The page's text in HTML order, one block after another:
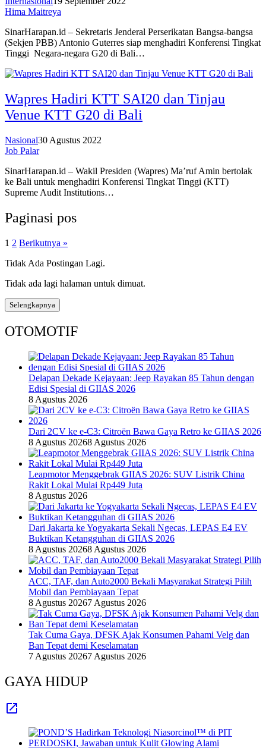
Hima Maitreya
SinarHarapan.id – Sekretaris Jenderal Perserikatan Bangsa-bangsa
(Sekjen PBB) Antonio Guterres siap menghadiri Konferensi Tingkat
Tinggi Negara-negara G20 di Bali…
Wapres Hadiri KTT SAI20 dan Tinjau
Venue KTT G20 di Bali
Nasional30 Agustus 2022
Job Palar
SinarHarapan.id – Wakil Presiden (Wapres) Ma’ruf Amin bertolak
ke Bali untuk menghadiri Konferensi Tingkat Tinggi (KTT)
Supreme Audit Institutions…
Paginasi pos
1 2 Berikutnya »
Tidak Ada Postingan Lagi.
Tidak ada lagi halaman untuk dimuat.
Selengkapnya
OTOMOTIF
Delapan Dekade Kejayaan: Jeep Rayakan 85 Tahun dengan
Edisi Spesial di GIIAS 2026
8 Agustus 2026
Dari 2CV ke e-C3: Citroën Bawa Gaya Retro ke GIIAS 2026
8 Agustus 20268 Agustus 2026
Leapmotor Menggebrak GIIAS 2026: SUV Listrik China
Rakit Lokal Mulai Rp449 Juta
8 Agustus 2026
Dari Jakarta ke Yogyakarta Sekali Ngecas, LEPAS E4 EV
Buktikan Ketangguhan di GIIAS 2026
8 Agustus 20268 Agustus 2026
ACC, TAF, dan Auto2000 Bekali Masyarakat Strategi Pilih
Mobil dan Pembiayaan Tepat
8 Agustus 20267 Agustus 2026
Tak Cuma Gaya, DFSK Ajak Konsumen Pahami Velg dan
Ban Tepat demi Keselamatan
7 Agustus 20267 Agustus 2026
GAYA HIDUP